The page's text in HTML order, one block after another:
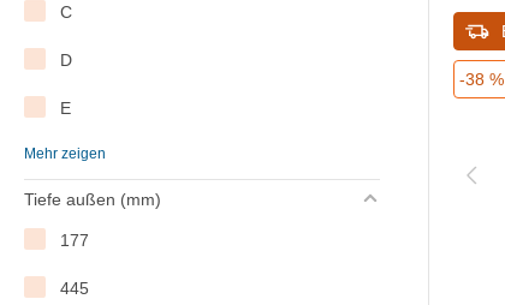
C
D
E
F
G
Mehr zeigen
Tiefe außen (mm)
177
445
-38 %